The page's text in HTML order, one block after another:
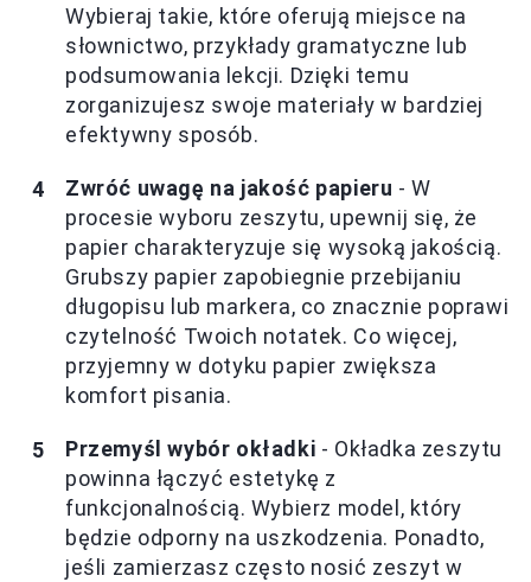
Wybieraj takie, które oferują miejsce na
słownictwo, przykłady gramatyczne lub
podsumowania lekcji. Dzięki temu
zorganizujesz swoje materiały w bardziej
efektywny sposób.
Zwróć uwagę na jakość papieru - W
procesie wyboru zeszytu, upewnij się, że
papier charakteryzuje się wysoką jakością.
Grubszy papier zapobiegnie przebijaniu
długopisu lub markera, co znacznie poprawi
czytelność Twoich notatek. Co więcej,
przyjemny w dotyku papier zwiększa
komfort pisania.
Przemyśl wybór okładki - Okładka zeszytu
powinna łączyć estetykę z
funkcjonalnością. Wybierz model, który
będzie odporny na uszkodzenia. Ponadto,
jeśli zamierzasz często nosić zeszyt w